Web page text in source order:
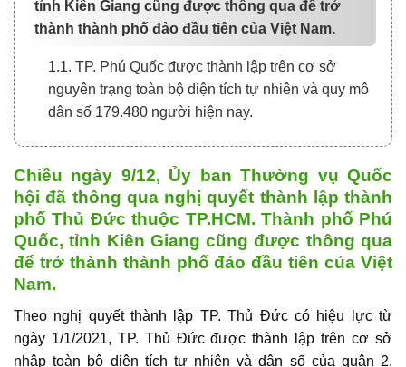
tỉnh Kiên Giang cũng được thông qua để trở
thành thành phố đảo đầu tiên của Việt Nam.
1.1. TP. Phú Quốc được thành lập trên cơ sở
nguyên trạng toàn bộ diện tích tự nhiên và quy mô
dân số 179.480 người hiện nay.
Chiều ngày 9/12, Ủy ban Thường vụ Quốc
hội đã thông qua nghị quyết thành lập thành
phố Thủ Đức thuộc TP.HCM. Thành phố Phú
Quốc, tỉnh Kiên Giang cũng được thông qua
để trở thành thành phố đảo đầu tiên của Việt
Nam.
Theo nghị quyết thành lập TP. Thủ Đức có hiệu lực từ
ngày 1/1/2021, TP. Thủ Đức được thành lập trên cơ sở
nhập toàn bộ diện tích tự nhiên và dân số của quận 2,